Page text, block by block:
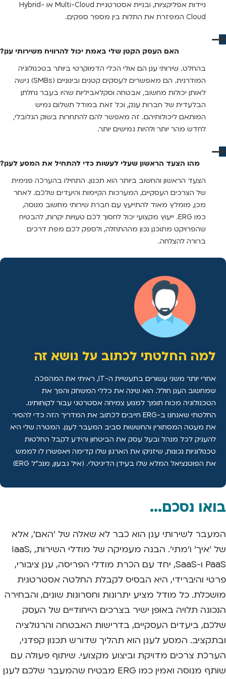
ניידות אפליקציות, ובניית אסטרטגיית Multi-Cloud או Hybrid-
Cloud המפזרת את התלות בין מספר ספקים.
האם העסק הקטן שלי באמת יכול להרוויח משירותי ענן?
בהחלט. שירותי ענן הם אולי הכלי הדמוקרטי ביותר בטכנולוגיה
המודרנית. הם מאפשרים לעסקים קטנים ובינוניים (SMBs) גישה
לאותן יכולות מחשוב, אבטחה וסקלאביליות שהיו בעבר נחלתן
הבלעדית של חברות ענק, וכל זאת במודל תשלום גמיש
המותאם ליכולותיהם. זה מאפשר להם להתחרות בשוק הגלובלי,
לחדש מהר יותר ולהיות גמישים יותר.
מהו הצעד הראשון שעלי לעשות כדי להתחיל את המסע לענן?
הצעד הראשון והחשוב ביותר הוא תכנון. התחילו בהערכה פנימית
של הצרכים העסקיים, המערכות הקיימות והיעדים שלכם. לאחר
מכן, מומלץ מאוד להתייעץ עם חברת שירותי מחשוב מנוסה,
כמו ERG. ייעוץ מקצועי יכול לחסוך לכם טעויות יקרות, להבטיח
שהפרויקט מתוכנן נכון מההתחלה, ולספק לכם מפת דרכים
ברורה להצלחה.
למה החלטתי לכתוב על נושא זה
אחרי יותר משני עשורים בתעשיית ה-IT, ראיתי את המהפכה
שמחשוב הענן חולל. הוא שינה את כללי המשחק והפך את
הטכנולוגיה מכוח תומך למנוע צמיחה אסטרטגי עבור לקוחותינו.
החלטתי שאנחנו ב-ERG חייבים לכתוב את המדריך הזה כדי להסיר
את מעטה המסתורין והחששות סביב המעבר לענן. המטרה שלי היא
להעניק לכל מנהל ובעל עסק את הביטחון והידע לקבל החלטות
טכנולוגיות נכונות, שיזניקו את הארגון שלו קדימה ויאפשרו לו לממש
את הפוטנציאל המלא שלו בעידן הדיגיטלי. (איל גבעון, מנכ"ל ERG)
בואו נסכם...
המעבר לשירותי ענן הוא כבר לא שאלה של 'האם', אלא
של 'איך' ו'מתי'. הבנה מעמיקה של מודלי השירות, IaaS,
PaaS ו-SaaS, יחד עם הכרת מודלי הפריסה, ענן ציבורי,
פרטי והיברידי, היא הבסיס לקבלת החלטה אסטרטגית
מושכלת. כל מודל מציע יתרונות וחסרונות שונים, והבחירה
הנכונה תלויה באופן ישיר בצרכים הייחודיים של העסק
שלכם, ביעדים העסקיים, בדרישות האבטחה והרגולציה
ובתקציב. המסע לענן הוא תהליך שדורש תכנון קפדני,
הערכת צרכים מדויקת וביצוע מקצועי. שיתוף פעולה עם
שותף מנוסה ואמין כמו ERG מבטיח שהמעבר שלכם לענן